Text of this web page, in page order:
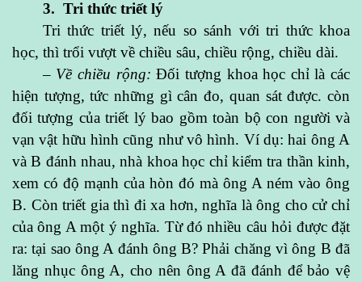
3. Tri thức triết lý
Tri thức triết lý, nếu so sánh với tri thức khoa
học, thì trổi vượt về chiều sâu, chiều rộng, chiều dài.
– Về chiều rộng:Đối tượng khoa học chỉ là các
hiện tượng, tức những gì cân đo, quan sát được. còn
đối tượng của triết lý bao gồm toàn bộ con người và
vạn vật hữu hình cũng như vô hình. Ví dụ: hai ông A
và B đánh nhau, nhà khoa học chỉ kiểm tra thần kinh,
xem có độ mạnh của hòn đó mà ông A ném vào ông
B. Còn triết gia thì đi xa hơn, nghĩa là ông cho cử chỉ
của ông A một ý nghĩa. Từ đó nhiều câu hỏi được đặt
ra: tại sao ông A đánh ông B? Phải chăng vì ông B đã
lăng nhục ông A, cho nên ông A đã đánh để bảo vệ